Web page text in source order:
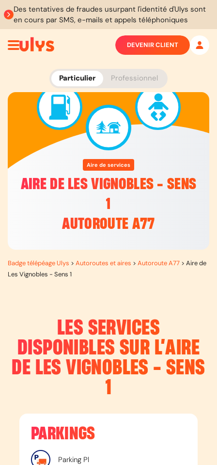
Des tentatives de fraudes usurpant l'identité d'Ulys sont
en cours par SMS, e-mails et appels téléphoniques
Particulier Professionnel
DEVENIR CLIENT
Aire de services
AIRE DE LES VIGNOBLES - SENS
1
AUTOROUTE A77
Badge télépéage Ulys > Autoroutes et aires > Autoroute A77 > Aire de
Les Vignobles - Sens 1
LES SERVICES
DISPONIBLES SUR L’AIRE
DE LES VIGNOBLES - SENS
1
PARKINGS
Parking Pl